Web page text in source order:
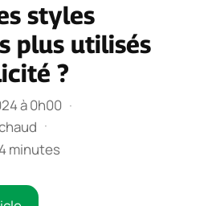
styles
plus utilisés
?
à 0h00 ·
·
minutes